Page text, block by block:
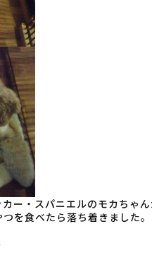
ー・スパニエルのモカちゃ
を食べたら落ち着きました。